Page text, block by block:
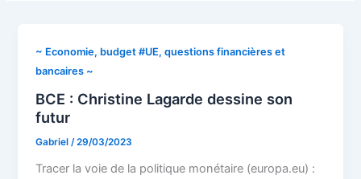
~ Economie, budget #UE, questions financières et
bancaires ~
BCE : Christine Lagarde dessine son
futur
Gabriel /29/03/2023
Tracer la voie de la politique monétaire (europa.eu) :